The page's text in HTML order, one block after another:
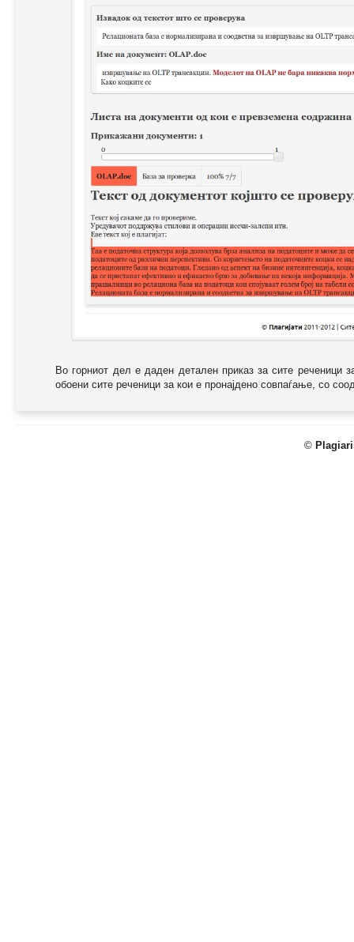
Во горниот дел е даден детален приказ за сите реченици
обоени сите реченици за кои е пронајдено совпаѓање, со
©